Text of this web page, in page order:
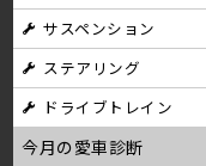
ョ
ン
サスペンション
ステアリング
ドライブトレイン
今月の愛車診断